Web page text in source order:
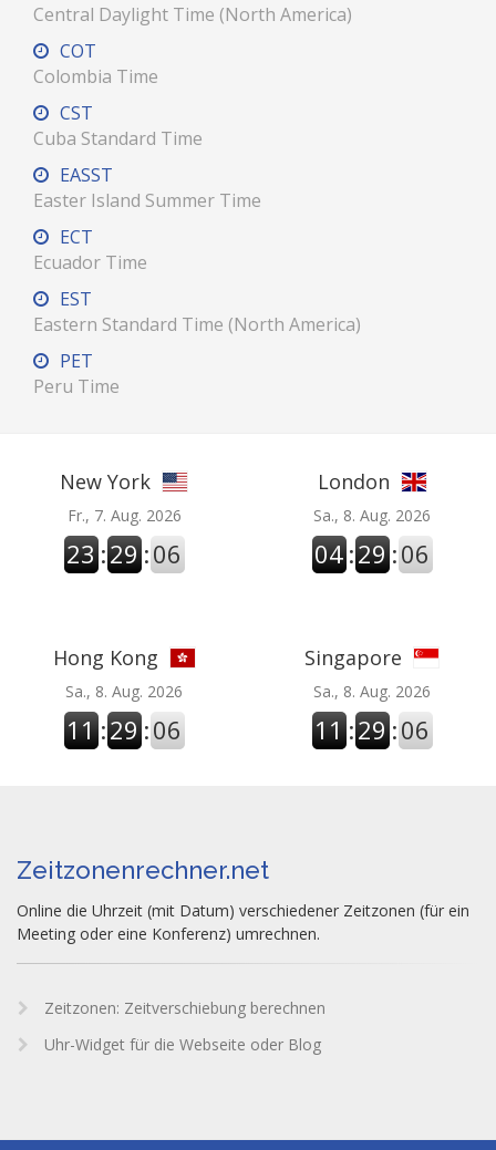
Central Daylight Time (North America)
COT
Colombia Time
CST
Cuba Standard Time
EASST
Easter Island Summer Time
ECT
Ecuador Time
EST
Eastern Standard Time (North America)
PET
Peru Time
New York
Fr., 7. Aug. 2026
23 :29 :06
London
Sa., 8. Aug. 2026
04 :29 :06
Hong Kong
Sa., 8. Aug. 2026
11 :29 :06
Singapore
Sa., 8. Aug. 2026
11 :29 :06
Zeitzonenrechner.net
Online die Uhrzeit (mit Datum) verschiedener Zeitzonen (für ein
Meeting oder eine Konferenz) umrechnen.
Zeitzonen: Zeitverschiebung berechnen
Uhr-Widget für die Webseite oder Blog